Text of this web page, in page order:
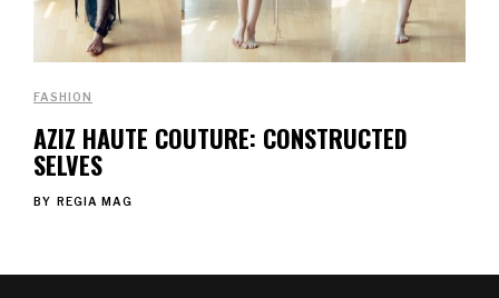
FASHION
AZIZ HAUTE COUTURE: CONSTRUCTED
SELVES
BY REGIA MAG